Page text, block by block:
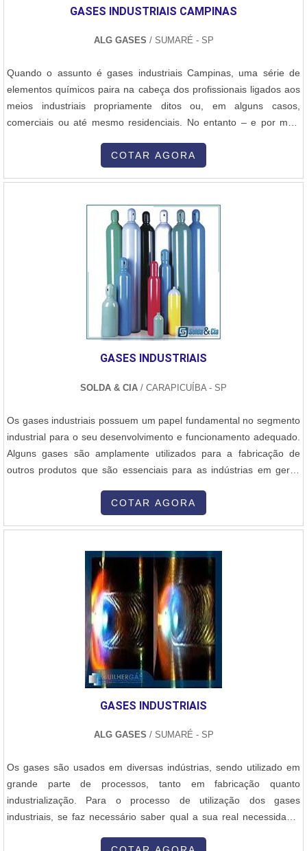
GASES INDUSTRIAIS CAMPINAS
ALG GASES / SUMARÉ - SP
Quando o assunto é gases industriais Campinas, uma série de
elementos químicos paira na cabeça dos profissionais ligados aos
meios industriais propriamente ditos ou, em alguns casos,
comerciais ou até mesmo residenciais. No entanto – e por mais
principais destaques ficam por conta do argônio, do nitrogênio e do
COTAR AGORA
GASES INDUSTRIAIS
SOLDA & CIA / CARAPICUÍBA - SP
Os gases industriais possuem um papel fundamental no segmento
industrial para o seu desenvolvimento e funcionamento adequado.
Alguns gases são amplamente utilizados para a fabricação de
outros produtos que são essenciais para as indústrias em geral.
proporcionam alta eficiência onde quer que sejam aplicados em
suas funções específicas. Funcionalidade correta do procedimen...
COTAR AGORA
GASES INDUSTRIAIS
ALG GASES / SUMARÉ - SP
Os gases são usados em diversas indústrias, sendo utilizado em
grande parte de processos, tanto em fabricação quanto
industrialização. Para o processo de utilização dos gases
industriais, se faz necessário saber qual a sua real necessidade.